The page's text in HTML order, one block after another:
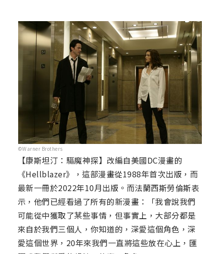
©Warner Brothers
【康斯坦汀：驅魔神探】改編自美國DC漫畫的
《Hellblazer》，這部漫畫從1988年首次出版，而
最新一冊於2022年10月出版。而法蘭西斯勞倫斯表
示，他們已經看過了所有的新漫畫：「我會說我們
可能從中獲取了某些事情，但事實上，大部分都是
來自於我們三個人，你知道的，深愛這個角色，深
愛這個世界，20年來我們一直將這些放在心上，匯